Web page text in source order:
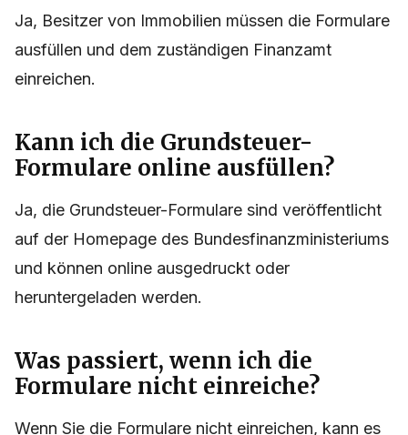
Ja, Besitzer von Immobilien müssen die Formulare
ausfüllen und dem zuständigen Finanzamt
einreichen.
Kann ich die Grundsteuer-
Formulare online ausfüllen?
Ja, die Grundsteuer-Formulare sind veröffentlicht
auf der Homepage des Bundesfinanzministeriums
und können online ausgedruckt oder
heruntergeladen werden.
Was passiert, wenn ich die
Formulare nicht einreiche?
Wenn Sie die Formulare nicht einreichen, kann es